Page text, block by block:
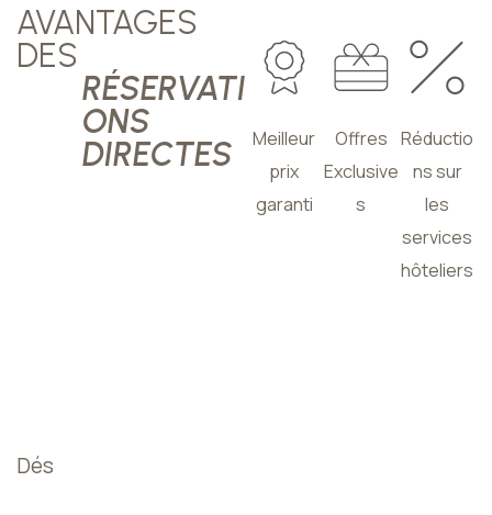
AVANTAGES
DES
RÉSERVATI
ONS
DIRECTES
Meilleur
prix
garanti
Offres
Exclusive
s
Réductio
ns sur
les
services
hôteliers
Dés